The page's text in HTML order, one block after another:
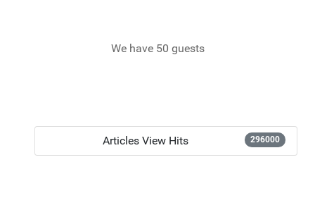
We have 50 guests
Articles View Hits 296000